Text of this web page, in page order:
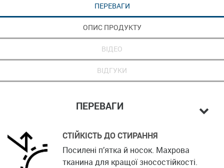
ПЕРЕВАГИ
ОПИС ПРОДУКТУ
ВІДЕО
ВІДГУКИ
ПЕРЕВАГИ
СТІЙКІСТЬ ДО СТИРАННЯ
Посилені п’ятка й носок. Махрова
тканина для кращої зносостійкості.